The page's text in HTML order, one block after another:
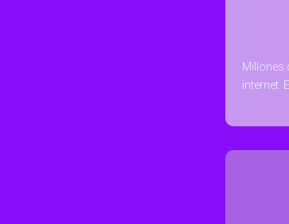
Millones
internet.